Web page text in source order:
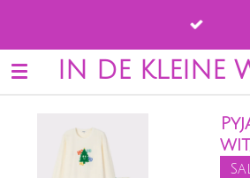
naar
de
IN DE KLEINE